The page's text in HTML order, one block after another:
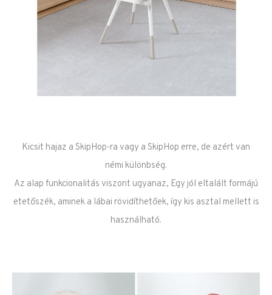
Kicsit hajaz a SkipHop-ra vagy a SkipHop erre, de azért van
némi különbség.
Az alap funkcionalitás viszont ugyanaz, Egy jól eltalált formájú
etetőszék, aminek a lábai rövidíthetőek, így kis asztal mellett is
használható.